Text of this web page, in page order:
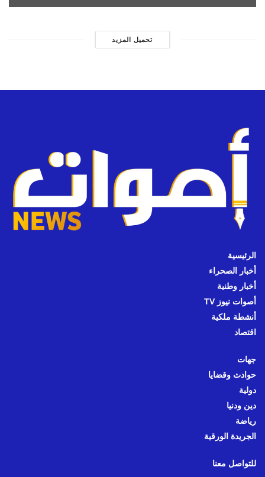
تحميل المزيد
الرئيسية
أخبار الصحراء
أخبار وطنية
أصوات نيوز TV
أنشطة ملكية
اقتصاد
جهات
حوادث وقضايا
دولية
دين ودنيا
رياضة
الجريدة الورقية
للتواصل معنا